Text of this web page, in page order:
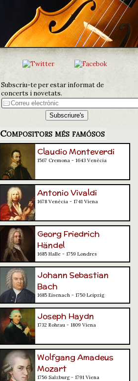
Subscriu-te per estar informat de
concerts i novetats.
Compositors més famósos
Claudio Monteverdi
1567 Cremona - 1643 Venècia
Antonio Vivaldi
1678 Venècia - 1741 Viena
Georg Friedrich
Händel
1685 Halle - 1759 Londres
Johann Sebastian
Bach
1685 Eisenach - 1750 Leipzig
Joseph Haydn
1732 Rohrau - 1809 Viena
Wolfgang Amadeus
Mozart
1756 Salzburg - 1791 Viena